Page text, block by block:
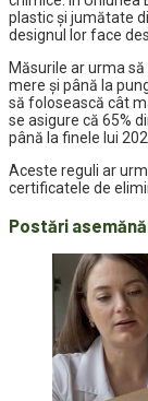
plastic şi jumătate
designul lor face
Măsurile ar urma
mere şi până la
să folosească cât
se asigure că 65%
până la finele lui
Aceste reguli ar
certificatele de
Postări